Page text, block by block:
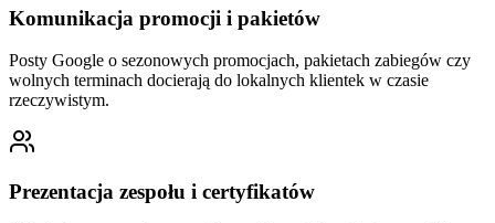
Komunikacja promocji i pakietów
Posty Google o sezonowych promocjach, pakietach zabiegów czy
wolnych terminach docierają do lokalnych klientek w czasie
rzeczywistym.
Prezentacja zespołu i certyfikatów